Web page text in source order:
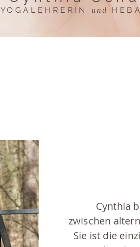
YOGALEHRERIN und
Cynthia
zwischen
Sie ist die